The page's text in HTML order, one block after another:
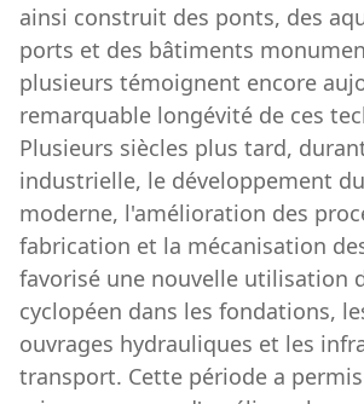
ainsi construit des ponts, des
ports et des bâtiments
plusieurs témoignent encore
remarquable longévité de ces
Plusieurs siècles plus tard,
industrielle, le développement
moderne, l'amélioration des
fabrication et la mécanisation
favorisé une nouvelle utilisation
cyclopéen dans les fondations,
ouvrages hydrauliques et les
transport. Cette période a